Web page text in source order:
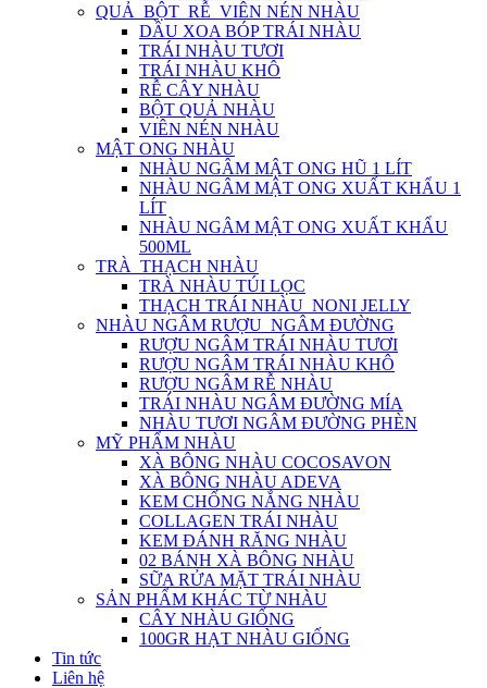
QUẢ_BỘT_RỄ_VIÊN NÉN NHÀU
DẦU XOA BÓP TRÁI NHÀU
TRÁI NHÀU TƯƠI
TRÁI NHÀU KHÔ
RỄ CÂY NHÀU
BỘT QUẢ NHÀU
VIÊN NÉN NHÀU
MẬT ONG NHÀU
NHÀU NGÂM MẬT ONG HŨ 1 LÍT
NHÀU NGÂM MẬT ONG XUẤT KHẨU 1
LÍT
NHÀU NGÂM MẬT ONG XUẤT KHẨU
500ML
TRÀ_THẠCH NHÀU
TRÀ NHÀU TÚI LỌC
THẠCH TRÁI NHÀU_NONI JELLY
NHÀU NGÂM RƯỢU_NGÂM ĐƯỜNG
RƯỢU NGÂM TRÁI NHÀU TƯƠI
RƯỢU NGÂM TRÁI NHÀU KHÔ
RƯỢU NGÂM RỄ NHÀU
TRÁI NHÀU NGÂM ĐƯỜNG MÍA
NHÀU TƯƠI NGÂM ĐƯỜNG PHÈN
MỸ PHẨM NHÀU
XÀ BÔNG NHÀU COCOSAVON
XÀ BÔNG NHÀU ADEVA
KEM CHỐNG NẮNG NHÀU
COLLAGEN TRÁI NHÀU
KEM ĐÁNH RĂNG NHÀU
02 BÁNH XÀ BÔNG NHÀU
SỮA RỬA MẶT TRÁI NHÀU
SẢN PHẨM KHÁC TỪ NHÀU
CÂY NHÀU GIỐNG
100GR HẠT NHÀU GIỐNG
Tin tức
Liên hệ